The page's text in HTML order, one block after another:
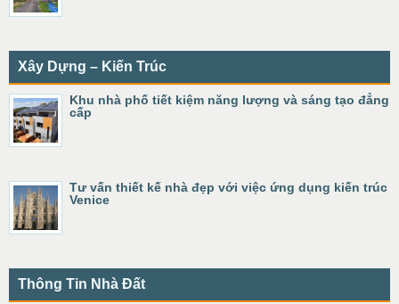
Xây Dựng – Kiến Trúc
Khu nhà phố tiết kiệm năng lượng và sáng tạo đẳng
cấp
Tư vấn thiết kế nhà đẹp với việc ứng dụng kiến trúc
Venice
Thông Tin Nhà Đất